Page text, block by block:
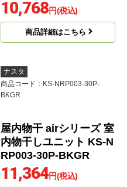
屋内物干 airシリーズ 室
内物干しユニット KS-N
RP003-17P-BKGR
商品詳細はこちら
ナスタ